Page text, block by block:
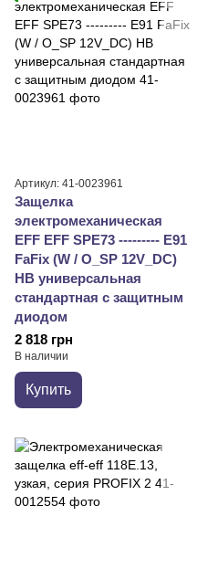
Артикул: 41-0023961
Защелка
электромеханическая
EFF EFF SPE73 --------- E91
FaFix (W / O_SP 12V_DC)
НВ универсальная
стандартная с защитным
диодом
2 818 грн
В наличии
Купить